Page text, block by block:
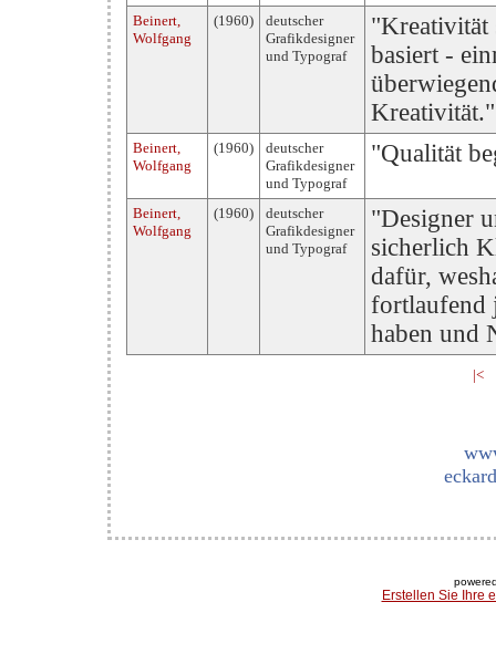
Beinert,
Wolfgang
(1960)
deutscher
Grafikdesigner
und Typograf
"Kreativität
basiert -
Beinert,
Wolfgang
(1960)
deutscher
Grafikdesigner
und Typograf
"Qualität
Beinert,
Wolfgang
(1960)
deutscher
Grafikdesigner
und Typograf
"Designer
sicherlich
dafür,
fortlaufend
haben und
|<
Erstellen Sie Ihre